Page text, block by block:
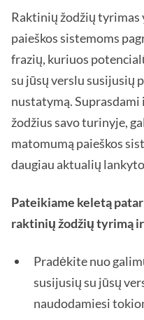
Raktinių žodžių
paieškos sistemoms
frazių, kuriuos
su jūsų verslu susijusių
nustatymą.
žodžius savo turinyje,
matomumą paieškos
daugiau aktualių
Pateikiame keletą
raktinių žodžių tyrimą
Pradėkite nuo
susijusių su jūsų
naudodamiesi